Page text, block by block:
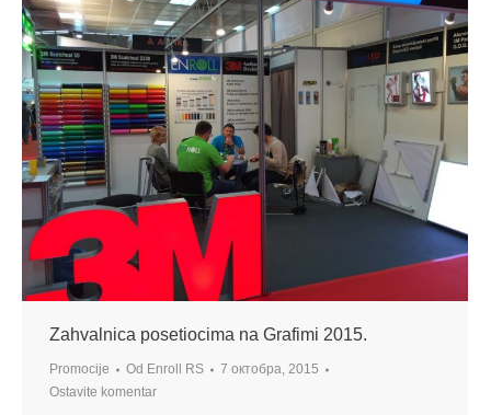
Zahvalnica posetiocima na Grafimi 2015.
Promocije Od Enroll RS
7 октобра, 2015
Ostavite komentar